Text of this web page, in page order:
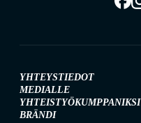
YHTEYSTIEDOT
MEDIALLE
YHTEISTYÖKUMPPANIKSI
BRÄNDI